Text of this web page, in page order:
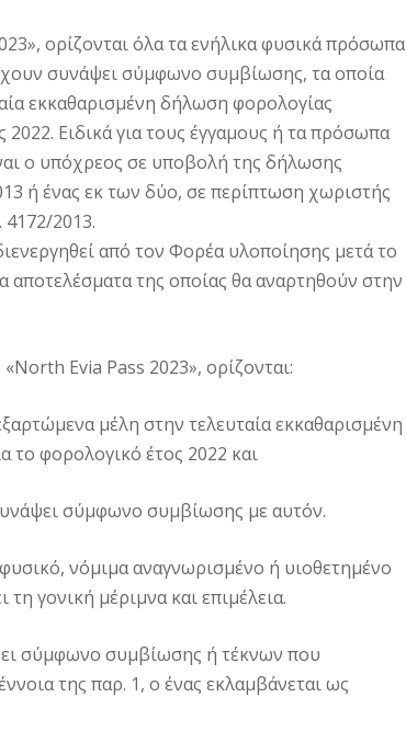
ορίζονται όλα τα ενήλικα φυσικά πρόσωπα
συνάψει σύμφωνο συμβίωσης, τα οποία
εκκαθαρισμένη δήλωση φορολογίας
Ειδικά για τους έγγαμους ή τα πρόσωπα
ο υπόχρεος σε υποβολή της δήλωσης
ή ένας εκ των δύο, σε περίπτωση χωριστής
2013.
από τον Φορέα υλοποίησης μετά το
της οποίας θα αναρτηθούν στην
Evia Pass 2023», ορίζονται:
μέλη στην τελευταία εκκαθαρισμένη
φορολογικό έτος 2022 και
σύμφωνο συμβίωσης με αυτόν.
νόμιμα αναγνωρισμένο ή υιοθετημένο
γονική μέριμνα και επιμέλεια.
σύμφωνο συμβίωσης ή τέκνων που
της παρ. 1, ο ένας εκλαμβάνεται ως